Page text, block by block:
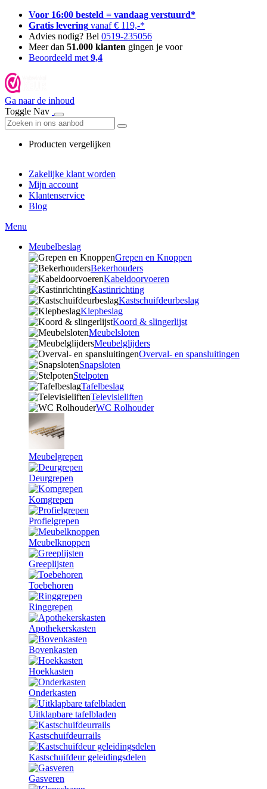
Voor 16:00 besteld = vandaag verstuurd*
Gratis levering vanaf € 119,-*
Advies nodig? Bel 0519-235056
Meer dan 51.000 klanten gingen je voor
Beoordeeld met 9,4
Ga naar de inhoud
Toggle Nav
Producten vergelijken
Zakelijke klant worden
Mijn account
Klantenservice
Blog
Menu
Meubelbeslag
Grepen en Knoppen
Bekerhouders
Kabeldoorvoeren
Kastinrichting
Kastschuifdeurbeslag
Klepbeslag
Koord & slingerlijst
Meubelsloten
Meubelglijders
Overval- en spansluitingen
Snapsloten
Stelpoten
Tafelbeslag
Televisieliften
WC Rolhouder
Meubelgrepen
Deurgrepen
Komgrepen
Profielgrepen
Meubelknoppen
Greeplijsten
Toebehoren
Ringgrepen
Apothekerskasten
Bovenkasten
Hoekkasten
Onderkasten
Uitklapbare tafelbladen
Kastschuifdeurrails
Kastschuifdeur geleidingsdelen
Gasveren